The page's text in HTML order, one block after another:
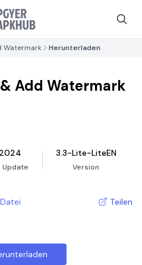
Watermark Herunterladen
& Add Watermark
Update
3.3-Lite-LiteEN
Version
Teilen